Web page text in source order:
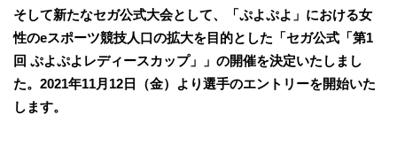
そして新たなセガ公式大会として、「ぷよぷよ」における女
性のeスポーツ競技人口の拡大を目的とした「セガ公式「第1
回 ぷよぷよレディースカップ」」の開催を決定いたしまし
た。2021年11月12日（金）より選手のエントリーを開始いた
します。